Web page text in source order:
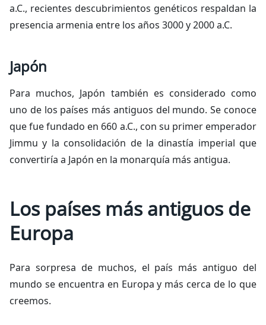
a.C., recientes descubrimientos genéticos respaldan la
presencia armenia entre los años 3000 y 2000 a.C.
Japón
Para muchos, Japón también es considerado como
uno de los países más antiguos del mundo. Se conoce
que fue fundado en 660 a.C., con su primer emperador
Jimmu y la consolidación de la dinastía imperial que
convertiría a Japón en la monarquía más antigua.
Los países más antiguos de
Europa
Para sorpresa de muchos, el país más antiguo del
mundo se encuentra en Europa y más cerca de lo que
creemos.